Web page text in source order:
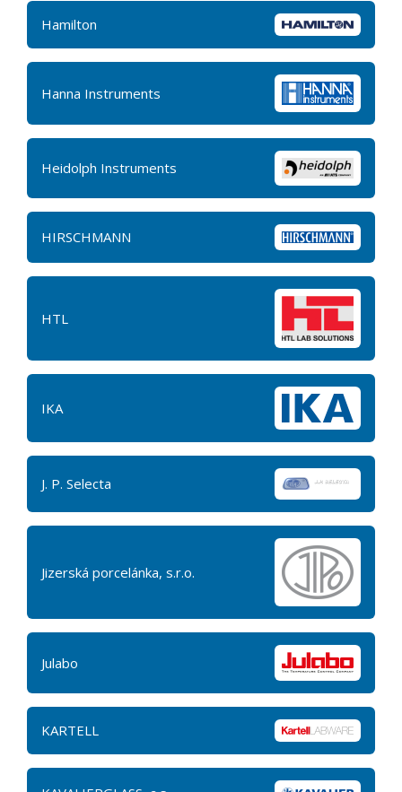
Hamilton
Hanna Instruments
Heidolph Instruments
HIRSCHMANN
HTL
IKA
J. P. Selecta
Jizerská porcelánka, s.r.o.
Julabo
KARTELL